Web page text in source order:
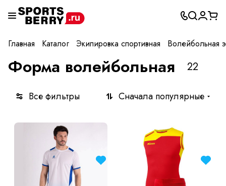
Главная Каталог Экипировка спортивная Волейбольная
Форма волейбольная 22
Все фильтры Сначала популярные